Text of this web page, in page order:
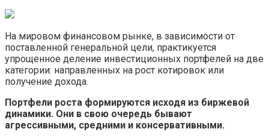
На мировом финансовом рынке, в зависимости от
поставленной генеральной цели, практикуется
упрощенное деление инвестиционных портфелей на две
категории: направленных на рост котировок или
получение дохода.
Портфели роста формируются исходя из биржевой
динамики. Они в свою очередь бывают
агрессивными, средними и консервативными.